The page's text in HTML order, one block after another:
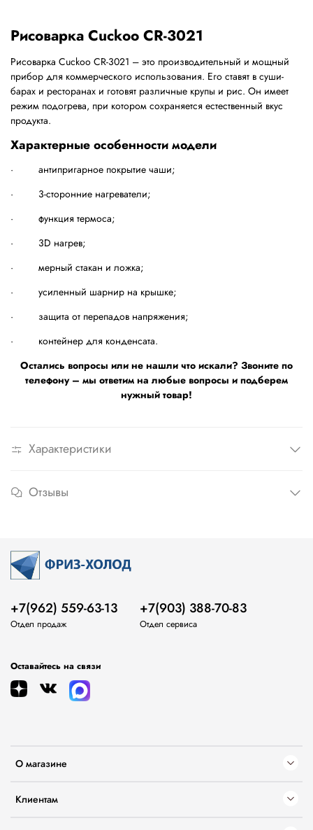
Рисоварка Cuckoo CR-3021
Рисоварка Cuckoo CR-3021 – это производительный и мощный
прибор для коммерческого использования. Его ставят в суши-
барах и ресторанах и готовят различные крупы и рис. Он имеет
режим подогрева, при котором сохраняется естественный вкус
продукта.
Характерные особенности модели
· антипригарное покрытие чаши;
· 3-сторонние нагреватели;
· функция термоса;
· 3D нагрев;
· мерный стакан и ложка;
· усиленный шарнир на крышке;
· защита от перепадов напряжения;
· контейнер для конденсата.
Остались вопросы или не нашли что искали? Звоните по
телефону – мы ответим на любые вопросы и подберем
нужный товар!
Характеристики
Отзывы
О магазине
Клиентам
+7(962) 559-63-13
Отдел продаж
+7(903) 388-70-83
Отдел сервиса
Оставайтесь на связи